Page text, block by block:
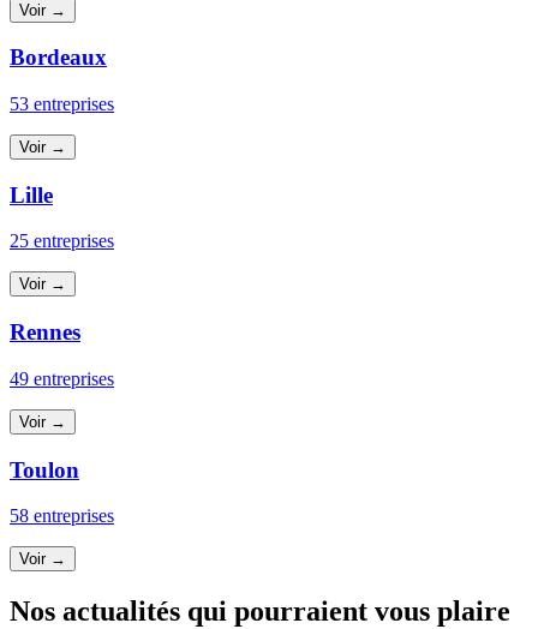
Voir →
Bordeaux
53 entreprises
Voir →
Lille
25 entreprises
Voir →
Rennes
49 entreprises
Voir →
Toulon
58 entreprises
Voir →
Nos actualités qui pourraient vous plaire